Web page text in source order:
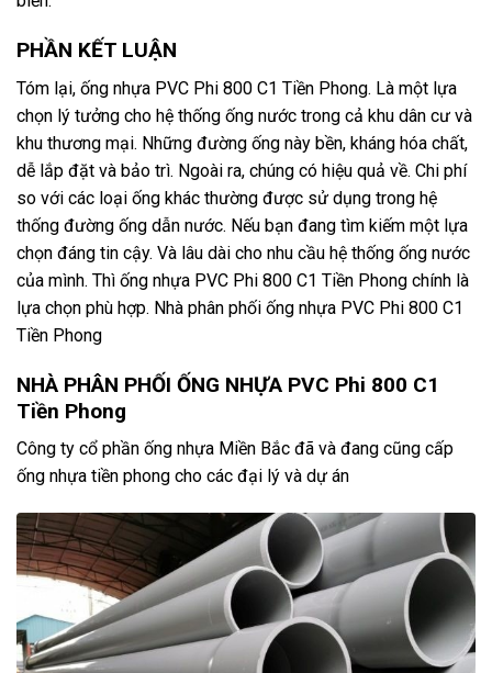
PHẦN KẾT LUẬN
Tóm lại, ống nhựa PVC Phi 800 C1 Tiền Phong. Là một lựa
chọn lý tưởng cho hệ thống ống nước trong cả khu dân cư và
khu thương mại. Những đường ống này bền, kháng hóa chất,
dễ lắp đặt và bảo trì. Ngoài ra, chúng có hiệu quả về. Chi phí
so với các loại ống khác thường được sử dụng trong hệ
thống đường ống dẫn nước. Nếu bạn đang tìm kiếm một lựa
chọn đáng tin cậy. Và lâu dài cho nhu cầu hệ thống ống nước
của mình. Thì ống nhựa PVC Phi 800 C1 Tiền Phong chính là
lựa chọn phù hợp. Nhà phân phối ống nhựa PVC Phi 800 C1
Tiền Phong
NHÀ PHÂN PHỐI ỐNG NHỰA PVC Phi 800 C1
Tiền Phong
Công ty cổ phần ống nhựa Miền Bắc đã và đang cũng cấp
ống nhựa tiền phong cho các đại lý và dự án